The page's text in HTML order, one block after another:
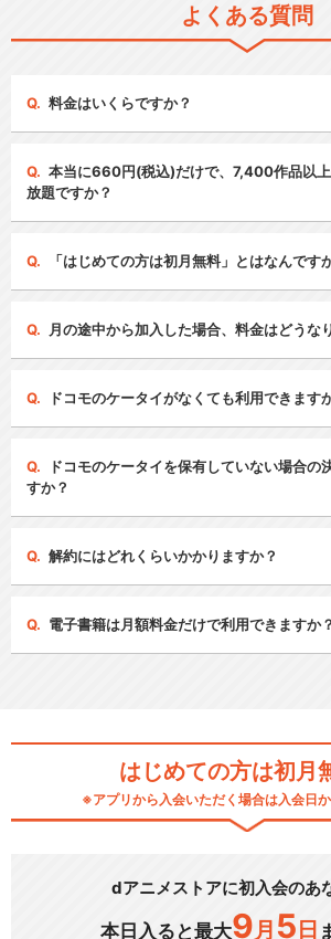
よくある質問
料金はいくらですか？
本当に660円(税込)だけで、7,400作品以
放題ですか？
「はじめての方は初月無料」とはなんです
月の途中から加入した場合、料金はどうな
ドコモのケータイがなくても利用できます
ドコモのケータイを保有していない場合の
すか？
解約にはどれくらいかかりますか？
電子書籍は月額料金だけで利用できますか？
はじめての方は初月
※アプリから入会いただく場合は入会日
dアニメストアに初入会のあ
本日入ると最大9 月 5 日